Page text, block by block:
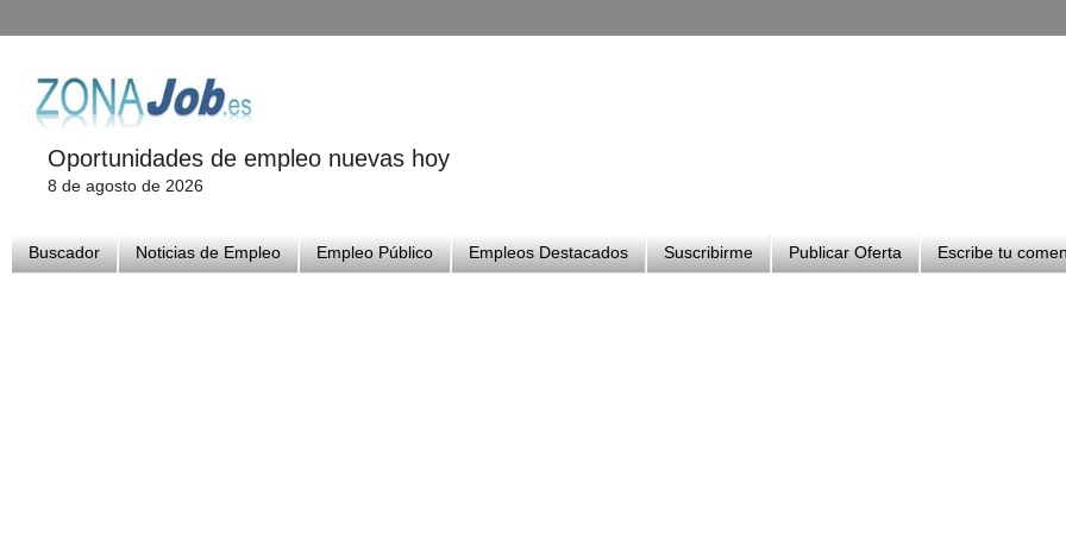
Oportunidades de empleo nuevas hoy
8 de agosto de 2026
Buscador Noticias de Empleo Empleo Público Empleos Destacados Suscribirme Publicar Oferta Escribe tu